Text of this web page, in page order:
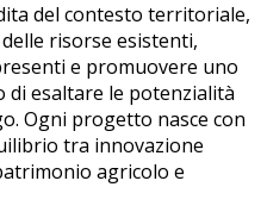
del contesto territoriale,
risorse esistenti,
e promuovere uno
esaltare le potenzialità
Ogni progetto nasce con
tra innovazione
agricolo e